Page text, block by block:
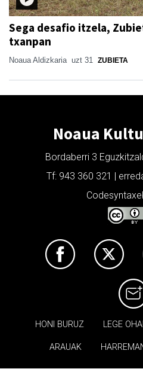
Sega desafio itzela,
txanpan
Noaua Aldizkaria uzt 31 ZUBIETA
Noaua
Bordaberri 3
Tf: 943 360 321 |
HONI BURUZ LEGE
ARAUAK